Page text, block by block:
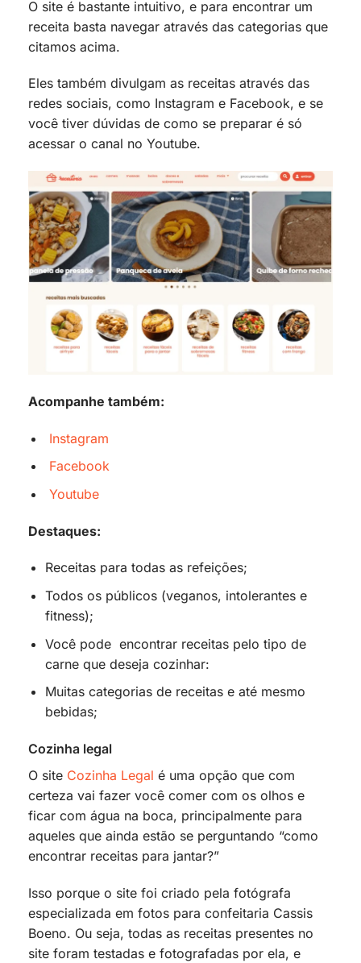
O site é bastante intuitivo, e para encontrar um
receita basta navegar através das categorias que
citamos acima.
Eles também divulgam as receitas através das
redes sociais, como Instagram e Facebook, e se
você tiver dúvidas de como se preparar é só
acessar o canal no Youtube.
Acompanhe também:
Instagram
Facebook
Youtube
Destaques:
Receitas para todas as refeições;
Todos os públicos (veganos, intolerantes e
fitness);
Você pode encontrar receitas pelo tipo de
carne que deseja cozinhar:
Muitas categorias de receitas e até mesmo
bebidas;
Cozinha legal
O site Cozinha Legal é uma opção que com
certeza vai fazer você comer com os olhos e
ficar com água na boca, principalmente para
aqueles que ainda estão se perguntando “como
encontrar receitas para jantar?”
Isso porque o site foi criado pela fotógrafa
especializada em fotos para confeitaria Cassis
Boeno. Ou seja, todas as receitas presentes no
site foram testadas e fotografadas por ela, e